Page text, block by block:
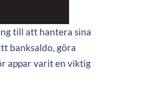
till att hantera sina
banksaldo, göra
appar varit en viktig